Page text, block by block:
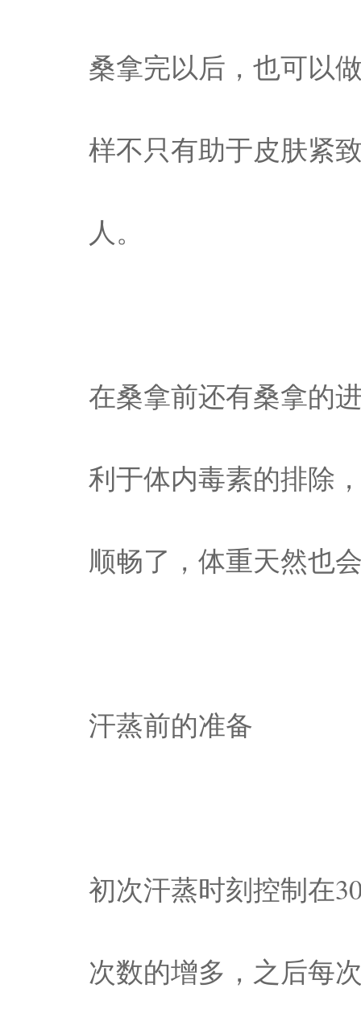
桑拿完以后，也可以
样不只有助于皮肤紧
人。
在桑拿前还有桑拿的
利于体内毒素的排除
顺畅了，体重天然也
汗蒸前的准备
初次汗蒸时刻控制在
次数的增多，之后每